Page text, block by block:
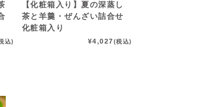
込)
【化粧箱入り】夏の深蒸し
茶と羊羹・ぜんざい詰合せ
化粧箱入り
¥4,027(税込)